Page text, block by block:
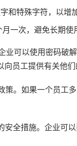
和特殊字符，以增
一次，避免长期使
业可以使用密码破
员工提供有关他们
策。如果一个员工
全措施。企业可